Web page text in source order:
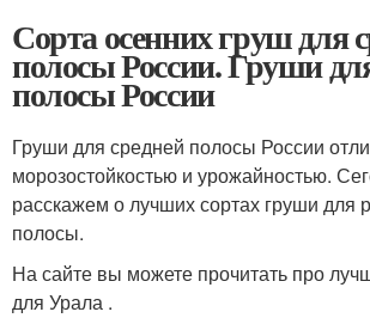
Сорта осенних груш для
полосы России. Груши
полосы России
Груши для средней полосы России
морозостойкостью и урожайностью.
расскажем о лучших сортах груши для
полосы.
На сайте вы можете прочитать про
для Урала .